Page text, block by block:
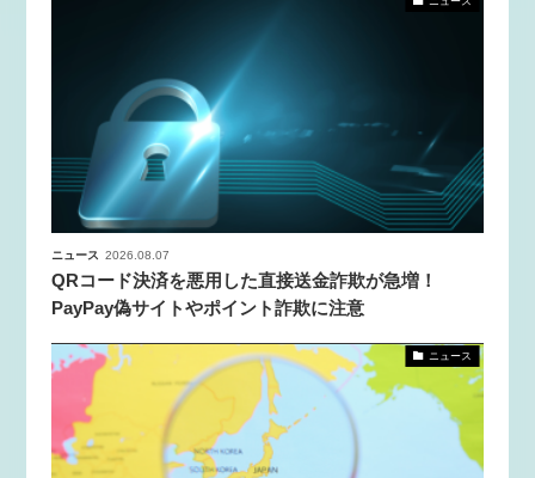
ニュース 2026.08.07
QRコード決済を悪用した直接送金詐欺が急増！
PayPay偽サイトやポイント詐欺に注意
ニュース